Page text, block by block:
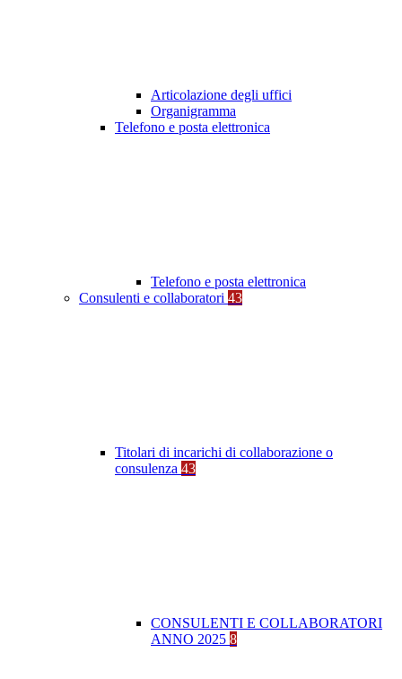
Articolazione degli uffici
Organigramma
Telefono e posta elettronica
Telefono e posta elettronica
Consulenti e collaboratori 43
Titolari di incarichi di collaborazione o
consulenza 43
CONSULENTI E COLLABORATORI
ANNO 2025 8